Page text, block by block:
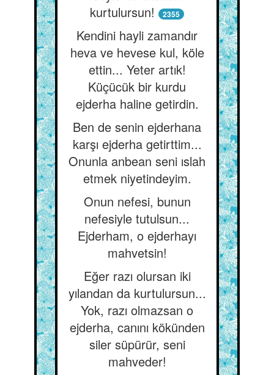
kurtulursun!
2355
Kendini hayli zamandır
heva ve hevese kul, köle
ettin... Yeter artık!
Küçücük bir kurdu
ejderha haline getirdin.
Ben de senin ejderhana
karşı ejderha getirttim...
Onunla anbean seni ıslah
etmek niyetindeyim.
Onun nefesi, bunun
nefesiyle tutulsun...
Ejderham, o ejderhayı
mahvetsin!
Eğer razı olursan iki
yılandan da kurtulursun...
Yok, razı olmazsan o
ejderha, canını kökünden
siler süpürür, seni
mahveder!